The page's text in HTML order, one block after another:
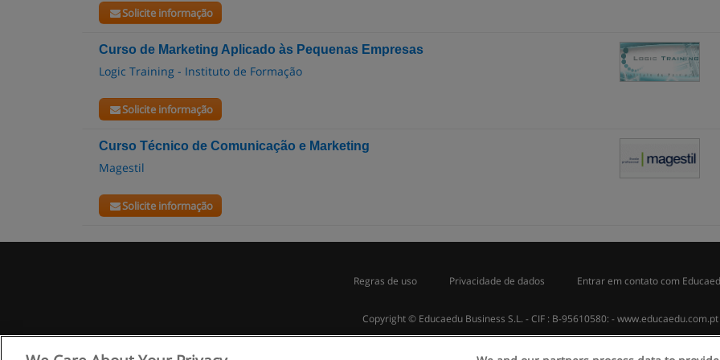
Solicite informação
Curso de Marketing Aplicado às Pequenas Empresas
Logic Training - Instituto de Formação
Solicite informação
Curso Técnico de Comunicação e Marketing
Magestil
Solicite informação
Regras de uso Privacidade de dados Entrar em contato com
Copyright © Educaedu Business S.L. - CIF : B-95610580: - www.educaedu.com.pt